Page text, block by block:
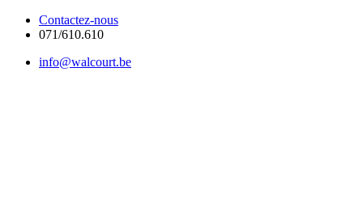
Contactez-nous
071/610.610
info@walcourt.be